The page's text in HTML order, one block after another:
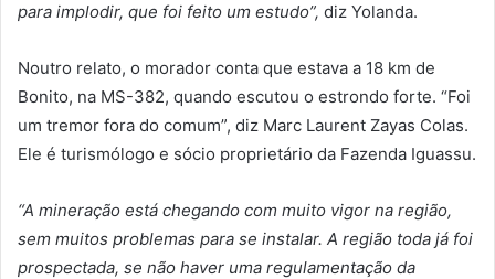
para implodir, que foi feito um estudo”, diz Yolanda.
Noutro relato, o morador conta que estava a 18 km de
Bonito, na MS-382, quando escutou o estrondo forte. “Foi
um tremor fora do comum”, diz Marc Laurent Zayas Colas.
Ele é turismólogo e sócio proprietário da Fazenda Iguassu.
“A mineração está chegando com muito vigor na região,
sem muitos problemas para se instalar. A região toda já foi
prospectada, se não haver uma regulamentação da